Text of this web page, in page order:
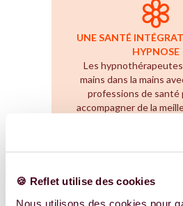
🍪 Reflet utilise des cookies
Nous utilisons des cookies pour
UNE SANTÉ
HYPNOSE
Les
mains dans la mains
professions de santé
accompagner de la